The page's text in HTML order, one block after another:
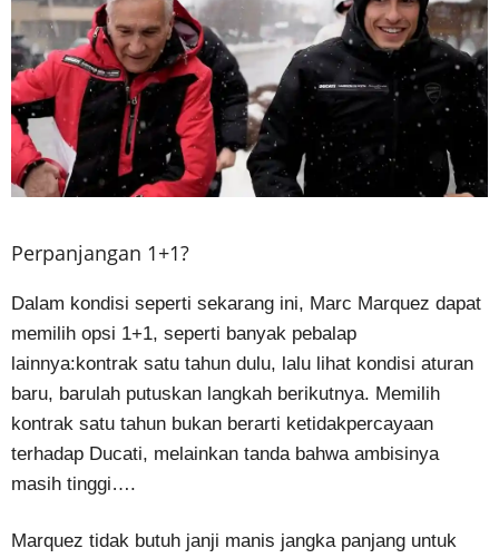
Perpanjangan 1+1?
Dalam kondisi seperti sekarang ini, Marc Marquez dapat
memilih opsi 1+1, seperti banyak pebalap
lainnya:kontrak satu tahun dulu, lalu lihat kondisi aturan
baru, barulah putuskan langkah berikutnya. Memilih
kontrak satu tahun bukan berarti ketidakpercayaan
terhadap Ducati, melainkan tanda bahwa ambisinya
masih tinggi….
Marquez tidak butuh janji manis jangka panjang untuk